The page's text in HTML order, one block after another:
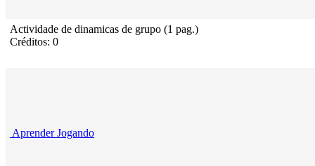
Actividade de dinamicas de grupo (1 pag.)
Créditos: 0
Aprender Jogando